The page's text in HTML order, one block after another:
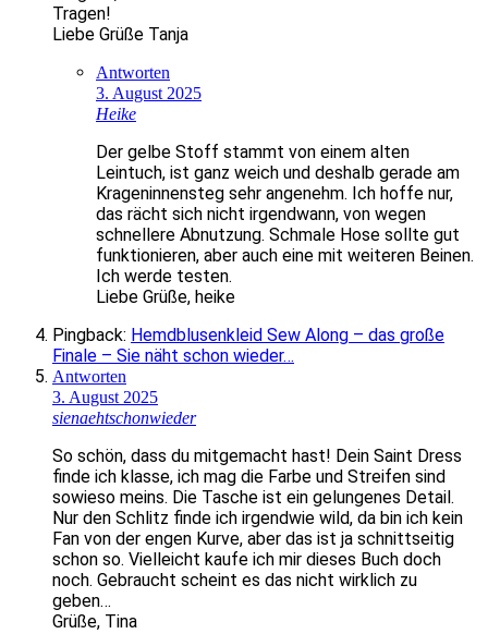
Tragen!
Liebe Grüße Tanja
Antworten
3. August 2025
Heike
Der gelbe Stoff stammt von einem alten
Leintuch, ist ganz weich und deshalb gerade am
Krageninnensteg sehr angenehm. Ich hoffe nur,
das rächt sich nicht irgendwann, von wegen
schnellere Abnutzung. Schmale Hose sollte gut
funktionieren, aber auch eine mit weiteren Beinen.
Ich werde testen.
Liebe Grüße, heike
Pingback: Hemdblusenkleid Sew Along – das große
Finale – Sie näht schon wieder…
Antworten
3. August 2025
sienaehtschonwieder
So schön, dass du mitgemacht hast! Dein Saint Dress
finde ich klasse, ich mag die Farbe und Streifen sind
sowieso meins. Die Tasche ist ein gelungenes Detail.
Nur den Schlitz finde ich irgendwie wild, da bin ich kein
Fan von der engen Kurve, aber das ist ja schnittseitig
schon so. Vielleicht kaufe ich mir dieses Buch doch
noch. Gebraucht scheint es das nicht wirklich zu
geben…
Grüße, Tina